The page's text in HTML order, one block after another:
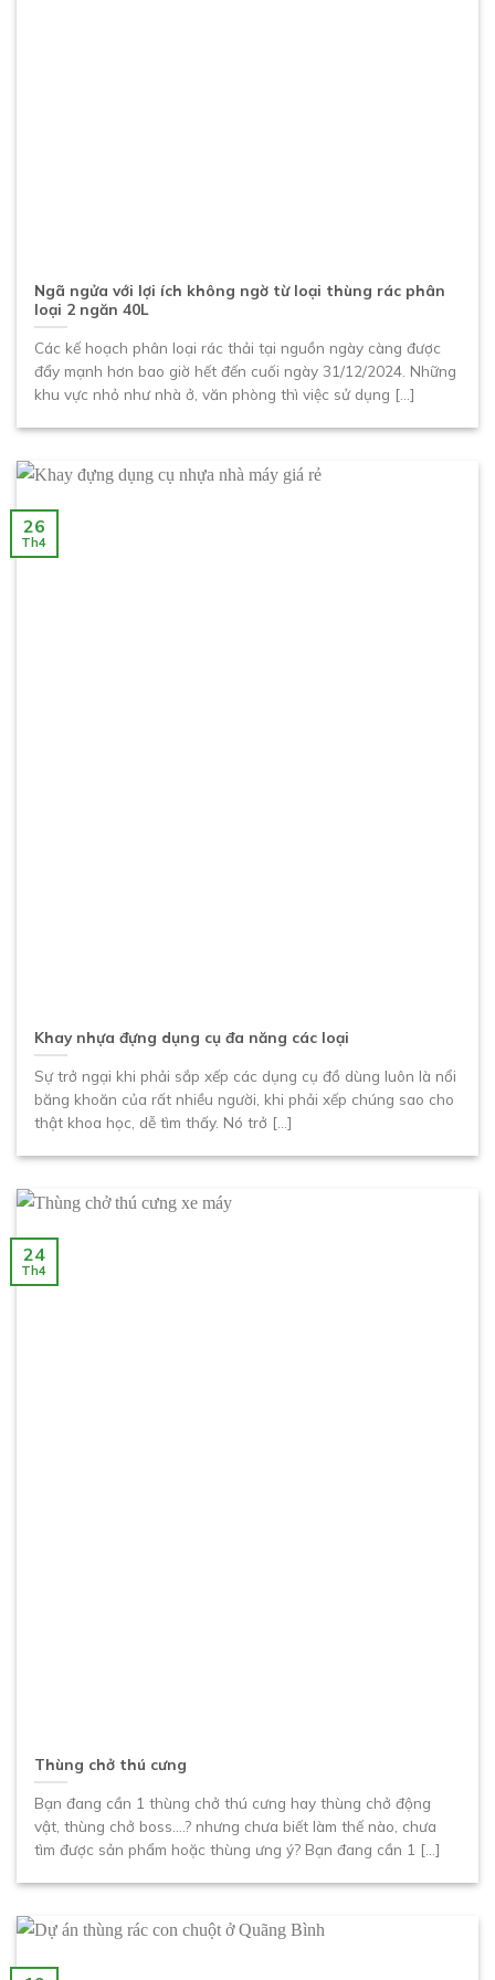
Ngã ngửa với lợi ích không ngờ từ loại thùng rác phân
loại 2 ngăn 40L
Các kế hoạch phân loại rác thải tại nguồn ngày càng được
đẩy mạnh hơn bao giờ hết đến cuối ngày 31/12/2024. Những
khu vực nhỏ như nhà ở, văn phòng thì việc sử dụng [...]
Khay nhựa đựng dụng cụ đa năng các loại
Sự trở ngại khi phải sắp xếp các dụng cụ đồ dùng luôn là nổi
băng khoăn của rất nhiều người, khi phải xếp chúng sao cho
thật khoa học, dễ tìm thấy. Nó trở [...]
26
Th4
Thùng chở thú cưng
Bạn đang cần 1 thùng chở thú cưng hay thùng chở động
vật, thùng chở boss….? nhưng chưa biết làm thế nào, chưa
tìm được sản phẩm hoặc thùng ưng ý? Bạn đang cần 1 [...]
24
Th4